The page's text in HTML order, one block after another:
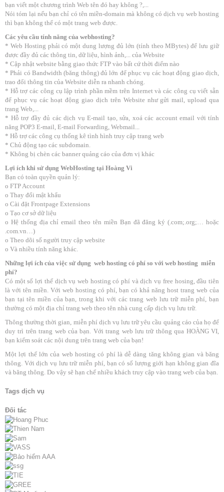
bạn viết một chương trình Web tên đó hay không ?,...
Nói tóm lại nếu bạn chỉ có tên miền-domain mà không có dịch vụ web hosting
thì bạn không thể có một trang web được.
Các yêu cầu tính năng của webhosting?
* Web Hosting phải có một dung lượng đủ lớn (tính theo MBytes) để lưu giữ
được đầy đủ các thông tin, dữ liệu, hình ảnh,... của Website
* Cập nhật website bằng giao thức FTP vào bất cứ thời điểm nào
* Phải có Bandwidth (băng thông) đủ lớn để phục vụ các hoạt động giao dịch,
trao đổi thông tin của Website diễn ra nhanh chóng.
* Hỗ trợ các công cụ lập trình phần mềm trên Internet và các công cụ viết sẵn
để phục vụ các hoạt động giao dịch trên Website như gửi mail, upload qua
trang Web,...
* Hỗ trợ đầy đủ các dịch vụ E-mail tạo, sửa, xoá các account email với tính
năng POP3 E-mail, E-mail Forwarding, Webmail...
* Hỗ trợ các công cụ thống kê tình hình truy cập trang web
* Chủ động tạo các subdomain.
* Không bị chèn các banner quảng cáo của đơn vị khác
Lợi ích khi sử dụng WebHosting tại Hoàng Vi
Bạn có toàn quyền quản lý:
o FTP Account
o Thay đổi mật khẩu
o Cài đặt Frontpage Extensions
o Tạo cơ sở dữ liệu
o Hệ thống địa chỉ email theo tên miền Bạn đã đăng ký (.com;.org;… hoặc
.com.vn…)
o Theo dõi số người truy cập website
o Và nhiều tính năng khác.
Những lợi ích của việc sử dụng web hosting có phí so với web hosting miễn
phí?
Có một số lợi thế dịch vụ web hosting có phí và dịch vụ free hosing, đầu tiên
là với tên miền. Với web hosting có phí, bạn có khả năng host trang web của
bạn tại tên miền của bạn, trong khi với các trang web lưu trữ miễn phí, bạn
thường có một địa chỉ trang web theo tên nhà cung cấp dịch vụ lưu trữ.
Thông thường thời gian, miễn phí dịch vụ lưu trữ yêu cầu quảng cáo của họ để
duy trì trên trang web của bạn. Với trang web lưu trữ thông qua HOÀNG VI,
bạn kiểm soát các nội dung trên trang web của bạn!
Một lợi thế lớn của web hosting có phí là dễ dàng tăng không gian và băng
thông. Với dịch vụ lưu trữ miễn phí, bạn có số lượng giới hạn không gian đĩa
và băng thông. Do vậy sẽ hạn chế nhiều khách truy cập vào trang web của bạn.
Tags dịch vụ
Đối tác